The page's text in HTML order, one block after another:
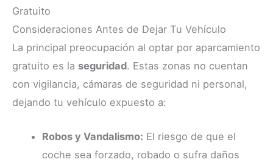
Gratuito
Consideraciones Antes de Dejar Tu Vehículo
La principal preocupación al optar por aparcamiento
gratuito es la seguridad. Estas zonas no cuentan
con vigilancia, cámaras de seguridad ni personal,
dejando tu vehículo expuesto a:
Robos y Vandalismo: El riesgo de que el
coche sea forzado, robado o sufra daños